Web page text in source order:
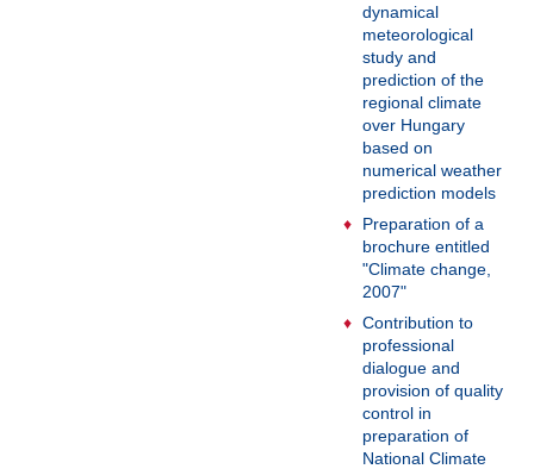
dynamical
meteorological
study and
prediction of the
regional climate
over Hungary
based on
numerical weather
prediction models
Preparation of a
brochure entitled
"Climate change,
2007"
Contribution to
professional
dialogue and
provision of quality
control in
preparation of
National Climate